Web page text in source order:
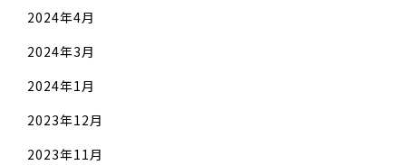
2024年4月
2024年3月
2024年1月
2023年12月
2023年11月